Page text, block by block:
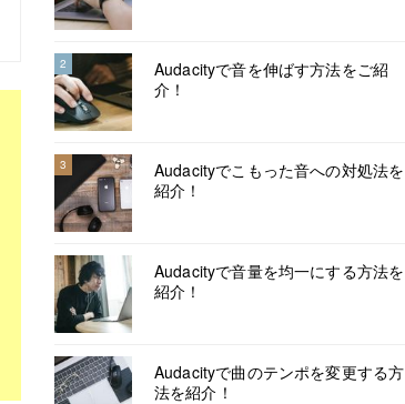
2
Audacityで音を伸ばす方法をご紹
介！
3
Audacityでこもった音への対処法を
紹介！
Audacityで音量を均一にする方法を
紹介！
Audacityで曲のテンポを変更する方
法を紹介！